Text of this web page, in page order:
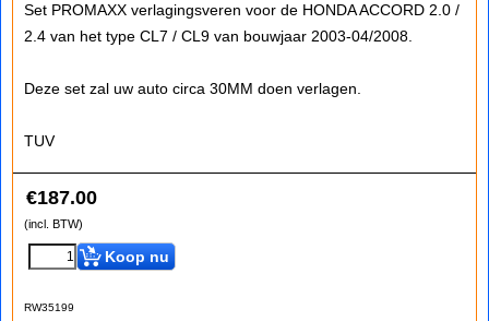
Set PROMAXX verlagingsveren voor de HONDA ACCORD 2.0 /
2.4 van het type CL7 / CL9 van bouwjaar 2003-04/2008.
Deze set zal uw auto circa 30MM doen verlagen.
TUV
€187.00
(incl. BTW)
Koop nu
RW35199